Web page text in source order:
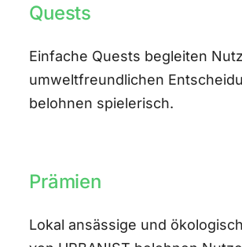
Quests
Einfache Quests begleiten
umweltfreundlichen
belohnen spielerisch.
Prämien
Lokal ansässige und